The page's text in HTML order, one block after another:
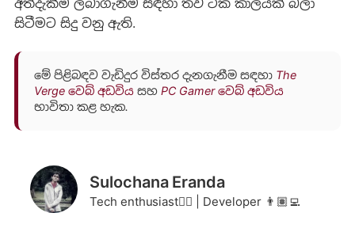
සිටීමට සිදු වනු ඇති.
මේ පිළිබඳව වැඩිදුර විස්තර දැනගැනීම සඳහා The
Verge වෙබ් අඩවියසහ PC Gamer වෙබ් අඩවිය
භාවිතා කළ හැක.
Sulochana Eranda
Tech enthusiast❤️‍🔥 | Developer 👨🏽‍💻